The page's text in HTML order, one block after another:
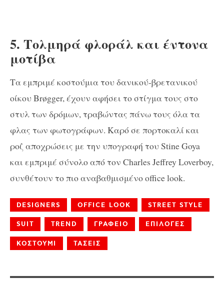
5. Tολμηρά φλοράλ και έντονα
μοτίβα
Τα εμπριμέ κοστούμια του δανικού-βρετανικού
οίκου Brøgger, έχουν αφήσει το στίγμα τους στο
στυλ των δρόμων, τραβώντας πάνω τους όλα τα
φλας των φωτογράφων. Καρό σε πορτοκαλί και
ροζ αποχρώσεις με την υπογραφή του Stine Goya
και εμπριμέ σύνολο από τον Charles Jeffrey Loverboy,
συνθέτουν το πιο αναβαθμισμένο office look.
DESIGNERS OFFICE LOOK STREET STYLE
SUIT TREND ΓΡΑΦΕΙΟ ΕΠΙΛΟΓΕΣ
ΚΟΣΤΟΥΜΙ ΤΑΣΕΙΣ